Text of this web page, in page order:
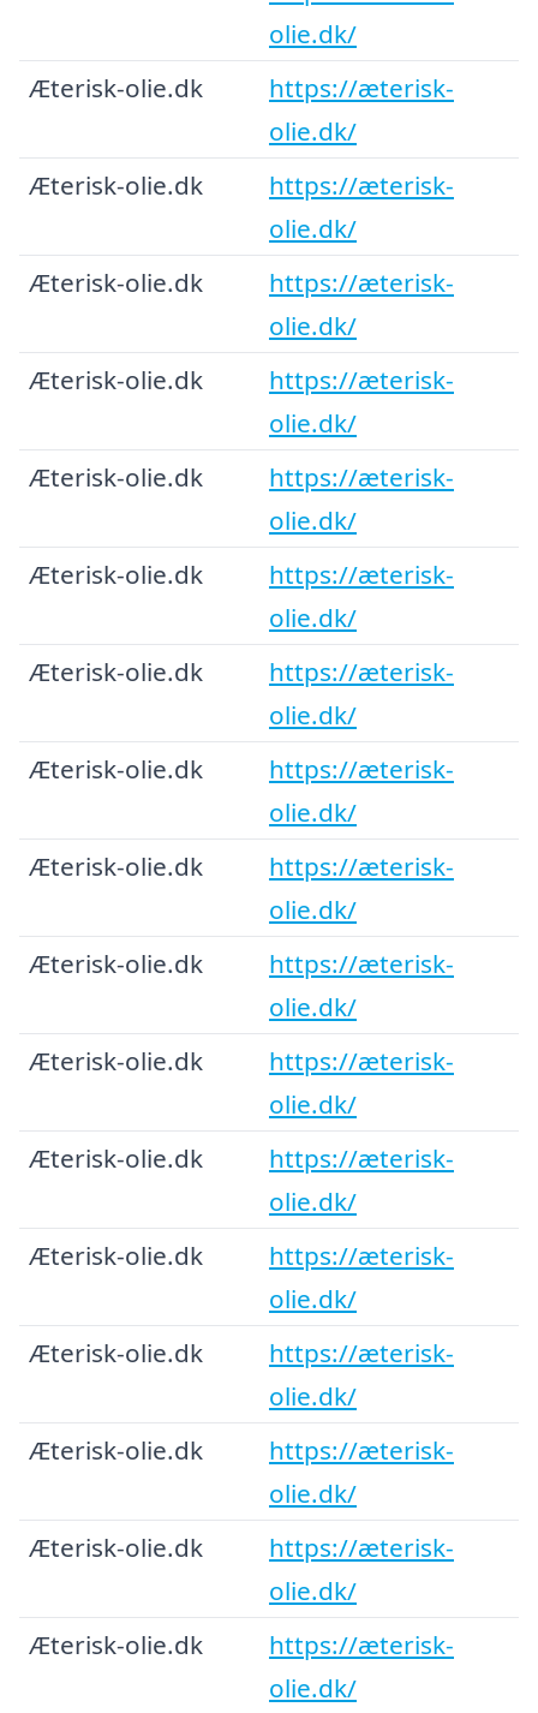
olie.dk/
Æterisk-olie.dk
https://æterisk-
olie.dk/
Æterisk-olie.dk
https://æterisk-
olie.dk/
Æterisk-olie.dk
https://æterisk-
olie.dk/
Æterisk-olie.dk
https://æterisk-
olie.dk/
Æterisk-olie.dk
https://æterisk-
olie.dk/
Æterisk-olie.dk
https://æterisk-
olie.dk/
Æterisk-olie.dk
https://æterisk-
olie.dk/
Æterisk-olie.dk
https://æterisk-
olie.dk/
Æterisk-olie.dk
https://æterisk-
olie.dk/
Æterisk-olie.dk
https://æterisk-
olie.dk/
Æterisk-olie.dk
https://æterisk-
olie.dk/
Æterisk-olie.dk
https://æterisk-
olie.dk/
Æterisk-olie.dk
https://æterisk-
olie.dk/
Æterisk-olie.dk
https://æterisk-
olie.dk/
Æterisk-olie.dk
https://æterisk-
olie.dk/
Æterisk-olie.dk
https://æterisk-
olie.dk/
Æterisk-olie.dk
https://æterisk-
olie.dk/